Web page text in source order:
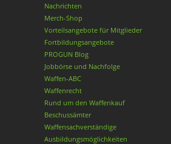
Nachrichten
Merch-Shop
Vorteilsangebote für Mitglieder
Fortbildungsangebote
PROGUN Blog
Jobbörse und Nachfolge
Waffen-ABC
Waffenrecht
Rund um den Waffenkauf
Beschussämter
Waffensachverständige
Ausbildungsmöglichkeiten